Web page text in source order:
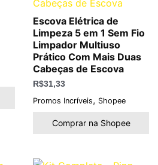
Escova Elétrica de
Limpeza 5 em 1 Sem Fio
Limpador Multiuso
Prático Com Mais Duas
Cabeças de Escova
R$31,33
Promos Incríveis, Shopee
Comprar na Shopee